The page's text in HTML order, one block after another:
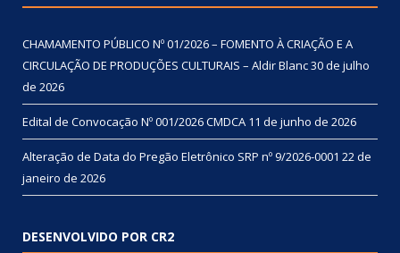
CHAMAMENTO PÚBLICO Nº 01/2026 – FOMENTO À CRIAÇÃO E A
CIRCULAÇÃO DE PRODUÇÕES CULTURAIS – Aldir Blanc30 de julho
de 2026
Edital de Convocação Nº 001/2026 CMDCA 11 de junho de 2026
Alteração de Data do Pregão Eletrônico SRP nº 9/2026-0001 22 de
janeiro de 2026
DESENVOLVIDO POR CR2